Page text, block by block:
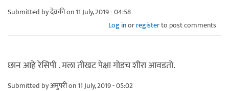
Submitted byदेवकीon 11 July, 2019 - 04:58
Log inorregisterto post comments
छान आहे रेसिपी . मला तीखट पेक्षा गोडच शीरा आवडतो.
Submitted byअमुपरीon 11 July, 2019 - 05:02